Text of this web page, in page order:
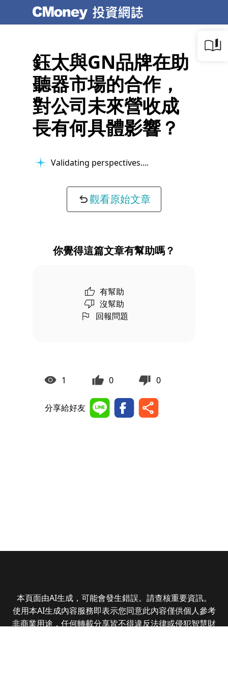
鈺太與GN品牌在助
聽器市場的合作，
對公司未來營收成
長有何具體影響？
Validating perspectives...
觀看原始文章
你覺得這篇文章有幫助嗎？
有幫助
沒幫助
回報問題
1 0 0
分享給好友
本頁面由AI生成，可能會發生錯誤。請查核重要資訊。
使用本AI生成內容服務即表示您同意此內容僅供個人參考
非商業用途，任何轉載分享皆不得違反法律或侵犯智慧財